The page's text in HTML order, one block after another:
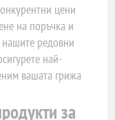
цени
на поръчка и
нашите редовни
най-
вашата грижа
за